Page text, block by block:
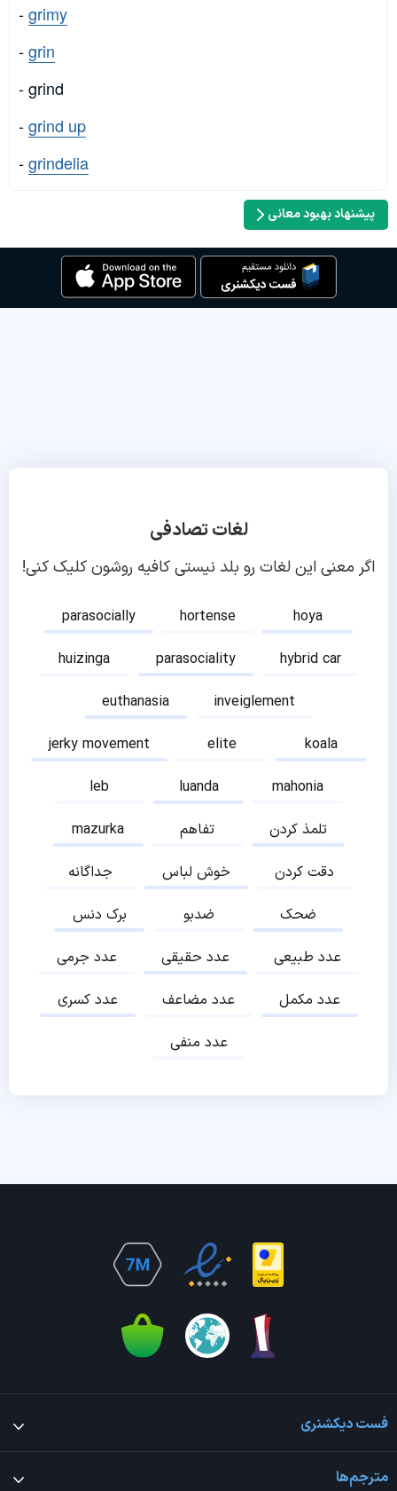
-grimy
-grin
- grind
-grind up
-grindelia
پیشنهاد بهبود معانی
لغات تصادفی
اگر معنی این لغات رو بلد نیستی کافیه روشون کلیک کنی!
parasocially hortense
hoya
huizinga
parasociality
hybrid car
euthanasia
inveiglement
jerky movement
elite
koala
leb
luanda
mahonia
mazurka
تفاهم
تلمذ کردن
جداگانه
خوش لباس
دقت کردن
برک دنس
ضدبو
ضحک
عدد جرمی
عدد حقیقی
عدد طبیعی
عدد کسری
عدد مضاعف
عدد مکمل
عدد منفی
فست دیکشنری
مترجم‌ها